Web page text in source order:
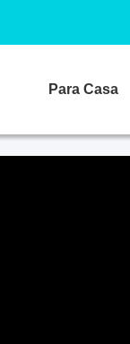
Para Casa